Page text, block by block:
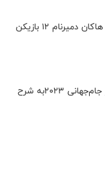
به گزارش روابط عمومی فدراسیون بسکتبال، هاکان دمیرنام ۱۲ بازیکن
نام بازیکنان تیم ملی بسکتبال برای حضور در جام‌جهانی ۲۰۲۳به شرح